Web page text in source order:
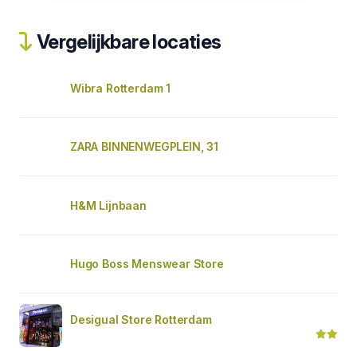
Vergelijkbare locaties
Wibra Rotterdam 1
ZARA BINNENWEGPLEIN, 31
H&M Lijnbaan
Hugo Boss Menswear Store
Desigual Store Rotterdam